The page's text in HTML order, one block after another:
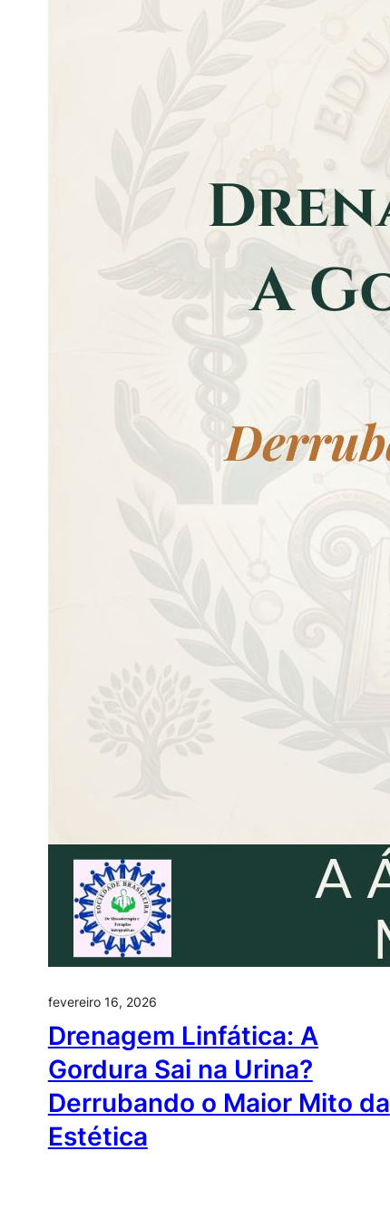
fevereiro 16, 2026
Drenagem Linfática: A
Gordura Sai na Urina?
Derrubando o Maior Mito da
Estética